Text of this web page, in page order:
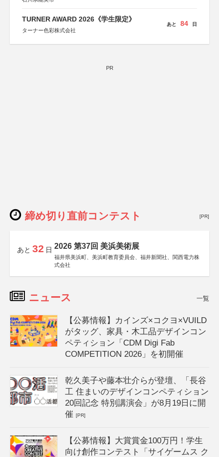
TURNER AWARD 2026《学生限定》
ターナー色彩株式会社
あと 84 日
PR
締め切り直前コンテスト [PR]
あと 32 日 2026 第37回 美浜美術展
福井県美浜町、美浜町教育委員会、福井新聞社、関西電力株
式会社
ニュース 一覧
【公募情報】カインズ×コクヨ×VUILD
がタッグ、家具・木工品デザインコン
ペティション「CDM Digi Fab
COMPETITION 2026」を初開催
乾久美子や藤本壮介らが登壇、「長谷
工 住まいのデザインコンペティション
20回記念 特別講演会」が8月19日に開
催[PR]
【公募情報】大賞賞金100万円！学生
向け創作コンテスト「サイゲームス ク